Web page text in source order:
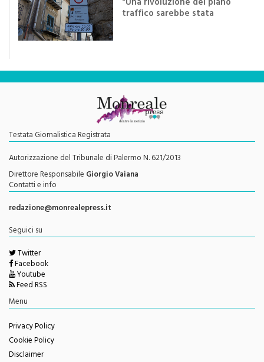
diRedazione
"Una rivoluzione del piano
Testata Giornalistica Registrata
Autorizzazione del Tribunale di Palermo N. 621/2013
Direttore ResponsabileGiorgio Vaiana
Contatti e info
redazione@monrealepress.it
Seguici su
Twitter
Facebook
Youtube
Feed RSS
Privacy Policy
Cookie Policy